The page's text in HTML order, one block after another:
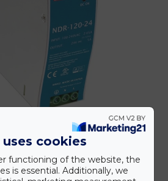
cookies
functioning of the website, the
is essential. Additionally, we